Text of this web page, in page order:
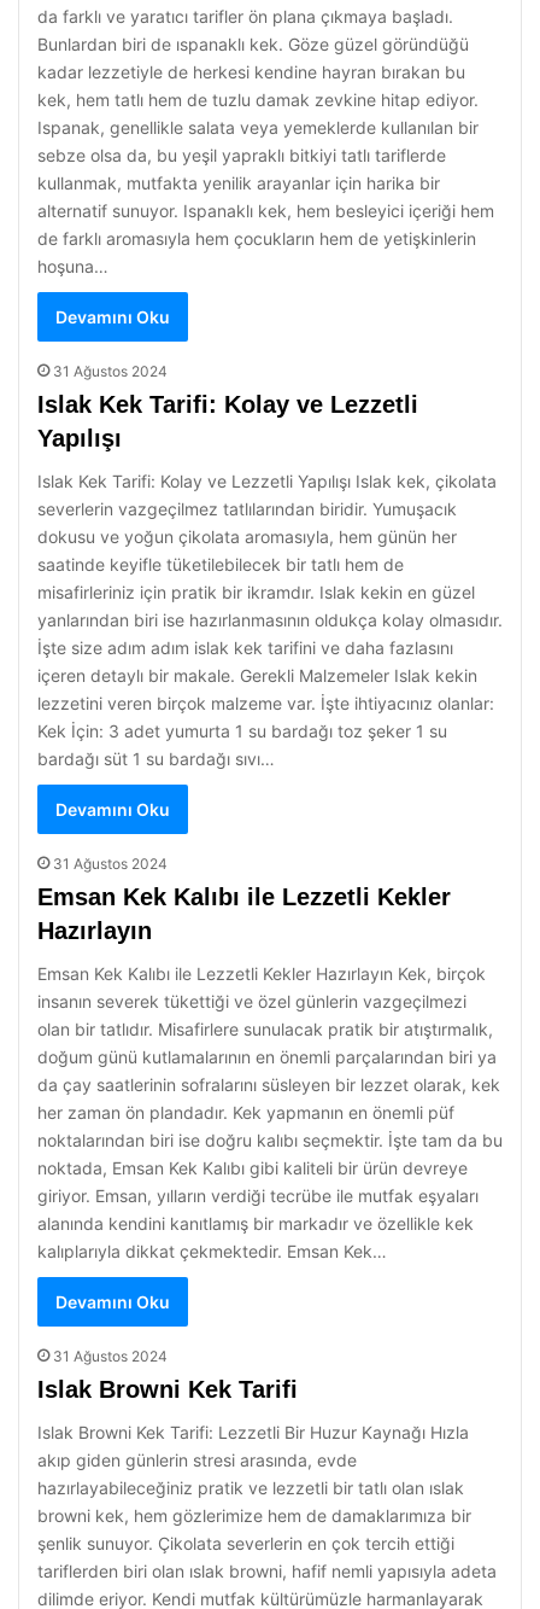
da farklı ve yaratıcı tarifler ön plana çıkmaya başladı.
Bunlardan biri de ıspanaklı kek. Göze güzel göründüğü
kadar lezzetiyle de herkesi kendine hayran bırakan bu
kek, hem tatlı hem de tuzlu damak zevkine hitap ediyor.
Ispanak, genellikle salata veya yemeklerde kullanılan bir
sebze olsa da, bu yeşil yapraklı bitkiyi tatlı tariflerde
kullanmak, mutfakta yenilik arayanlar için harika bir
alternatif sunuyor. Ispanaklı kek, hem besleyici içeriği hem
de farklı aromasıyla hem çocukların hem de yetişkinlerin
hoşuna…
Devamını Oku
31 Ağustos 2024
Islak Kek Tarifi: Kolay ve Lezzetli
Yapılışı
Islak Kek Tarifi: Kolay ve Lezzetli Yapılışı Islak kek, çikolata
severlerin vazgeçilmez tatlılarından biridir. Yumuşacık
dokusu ve yoğun çikolata aromasıyla, hem günün her
saatinde keyifle tüketilebilecek bir tatlı hem de
misafirleriniz için pratik bir ikramdır. Islak kekin en güzel
yanlarından biri ise hazırlanmasının oldukça kolay olmasıdır.
İşte size adım adım islak kek tarifini ve daha fazlasını
içeren detaylı bir makale. Gerekli Malzemeler Islak kekin
lezzetini veren birçok malzeme var. İşte ihtiyacınız olanlar:
Kek İçin: 3 adet yumurta 1 su bardağı toz şeker 1 su
bardağı süt 1 su bardağı sıvı…
Devamını Oku
31 Ağustos 2024
Emsan Kek Kalıbı ile Lezzetli Kekler
Hazırlayın
Emsan Kek Kalıbı ile Lezzetli Kekler Hazırlayın Kek, birçok
insanın severek tükettiği ve özel günlerin vazgeçilmezi
olan bir tatlıdır. Misafirlere sunulacak pratik bir atıştırmalık,
doğum günü kutlamalarının en önemli parçalarından biri ya
da çay saatlerinin sofralarını süsleyen bir lezzet olarak, kek
her zaman ön plandadır. Kek yapmanın en önemli püf
noktalarından biri ise doğru kalıbı seçmektir. İşte tam da bu
noktada, Emsan Kek Kalıbı gibi kaliteli bir ürün devreye
giriyor. Emsan, yılların verdiği tecrübe ile mutfak eşyaları
alanında kendini kanıtlamış bir markadır ve özellikle kek
kalıplarıyla dikkat çekmektedir. Emsan Kek…
Devamını Oku
31 Ağustos 2024
Islak Browni Kek Tarifi
Islak Browni Kek Tarifi: Lezzetli Bir Huzur Kaynağı Hızla
akıp giden günlerin stresi arasında, evde
hazırlayabileceğiniz pratik ve lezzetli bir tatlı olan ıslak
browni kek, hem gözlerimize hem de damaklarımıza bir
şenlik sunuyor. Çikolata severlerin en çok tercih ettiği
tariflerden biri olan ıslak browni, hafif nemli yapısıyla adeta
dilimde eriyor. Kendi mutfak kültürümüzle harmanlayarak